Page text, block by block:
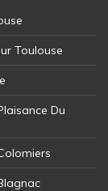
Toulouse
Du